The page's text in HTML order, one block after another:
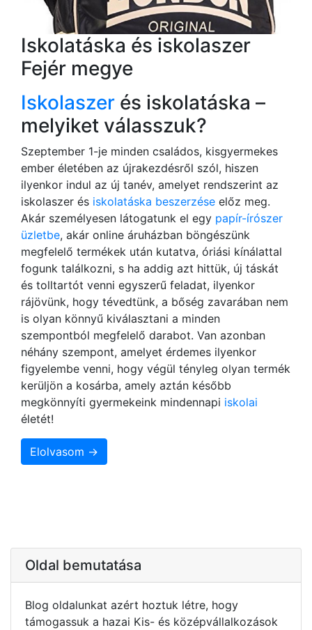
Iskolatáska és iskolaszer
Fejér megye
Iskolaszer és iskolatáska –
melyiket válasszuk?
Szeptember 1-je minden családos, kisgyermekes
ember életében az újrakezdésről szól, hiszen
ilyenkor indul az új tanév, amelyet rendszerint az
iskolaszer és iskolatáska beszerzése előz meg.
Akár személyesen látogatunk el egy papír-írószer
üzletbe, akár online áruházban böngészünk
megfelelő termékek után kutatva, óriási kínálattal
fogunk találkozni, s ha addig azt hittük, új táskát
és tolltartót venni egyszerű feladat, ilyenkor
rájövünk, hogy tévedtünk, a bőség zavarában nem
is olyan könnyű kiválasztani a minden
szempontból megfelelő darabot. Van azonban
néhány szempont, amelyet érdemes ilyenkor
figyelembe venni, hogy végül tényleg olyan termék
kerüljön a kosárba, amely aztán később
megkönnyíti gyermekeink mindennapi iskolai
életét!
Elolvasom →
Oldal bemutatása
Blog oldalunkat azért hoztuk létre, hogy
támogassuk a hazai Kis- és középvállalkozások